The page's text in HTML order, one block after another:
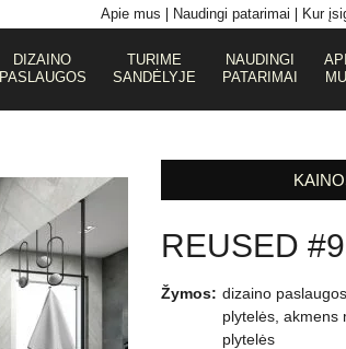
Apie mus Naudingi patarimai Kur
DIZAINO
PASLAUGOS
TURIME
SANDĖLYJE
NAUDINGI
PATARIMAI
REUSED
Žymos: dizaino paslaugos
plytelės, akmens
plytelės